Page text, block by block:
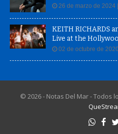
26 de marzo de 2024 |
KEITH RICHARDS
Live at the
02 de octubre de
© 2026 - Notas Del Mar - Todos